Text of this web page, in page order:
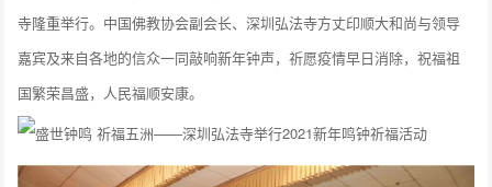
寺隆重举行。中国佛教协会副会长、深圳弘法寺方丈印顺大和尚与领导
嘉宾及来自各地的信众一同敲响新年钟声，祈愿疫情早日消除，祝福祖
国繁荣昌盛，人民福顺安康。